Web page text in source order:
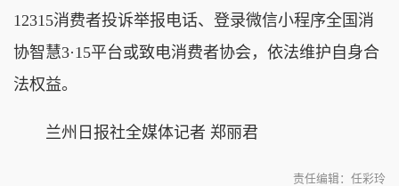
12315消费者投诉举报电话、登录微信小程序全国消
协智慧3·15平台或致电消费者协会，依法维护自身合
法权益。
兰州日报社全媒体记者 郑丽君
责任编辑：任彩玲